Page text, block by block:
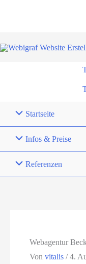
Startseite
Infos & Preise
Referenzen
Webagentur
Vonvitalis/4.